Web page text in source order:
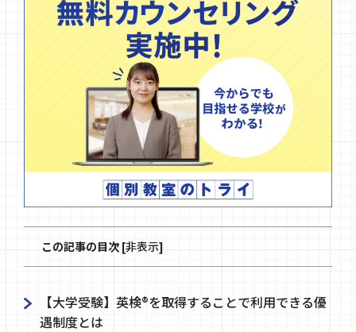
この記事の目次 [非表示]
【大学受験】英検®を取得することで利用できる優
遇制度とは